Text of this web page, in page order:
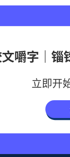
嚼字｜锱
立即开